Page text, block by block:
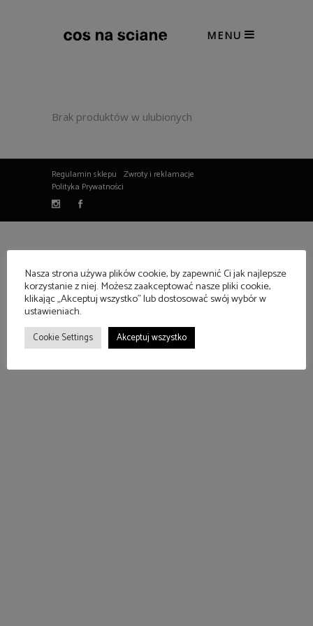
MENU
Brak produktów w ulubionych
Regulamin sklepu Zwroty i reklamacje
Polityka Prywatności
Nasza strona używa plików cookie, by zapewnić Ci jak najlepsze
korzystanie z niej. Możesz zaakceptować nasze pliki cookie,
klikając „Akceptuj wszystko” lub dostosować swój wybór w
ustawieniach.
Cookie Settings Akceptuj wszystko